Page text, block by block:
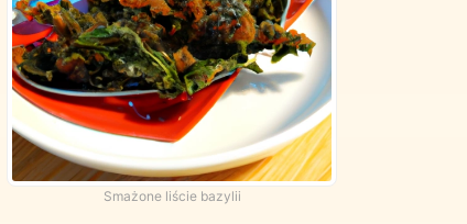
Smażone liście bazylii